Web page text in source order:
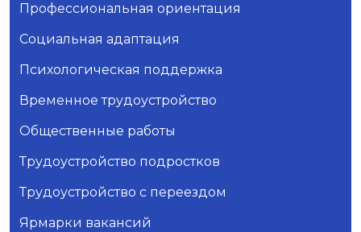
Профессиональная ориентация
Социальная адаптация
Психологическая поддержка
Временное трудоустройство
Общественные работы
Трудоустройство подростков
Трудоустройство с переездом
Ярмарки вакансий